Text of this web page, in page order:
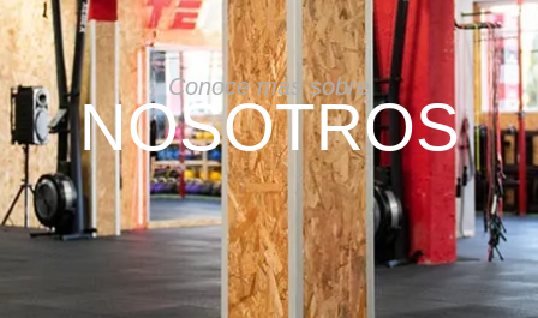
Conoce más sobre
NOSOTROS